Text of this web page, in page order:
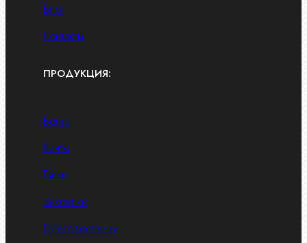
Блог
Контакты
ПРОДУКЦИЯ:
Болты
Винты
Гайки
Заклепки
Пресс-масленки